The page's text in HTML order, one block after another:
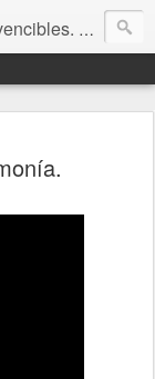
que no se rinden”. Frida Kahlo